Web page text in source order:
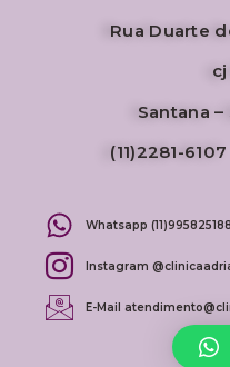
Rua Duarte
Santana –
(11)2281-
Whatsapp (11)995825188
Instagram
E-Mail